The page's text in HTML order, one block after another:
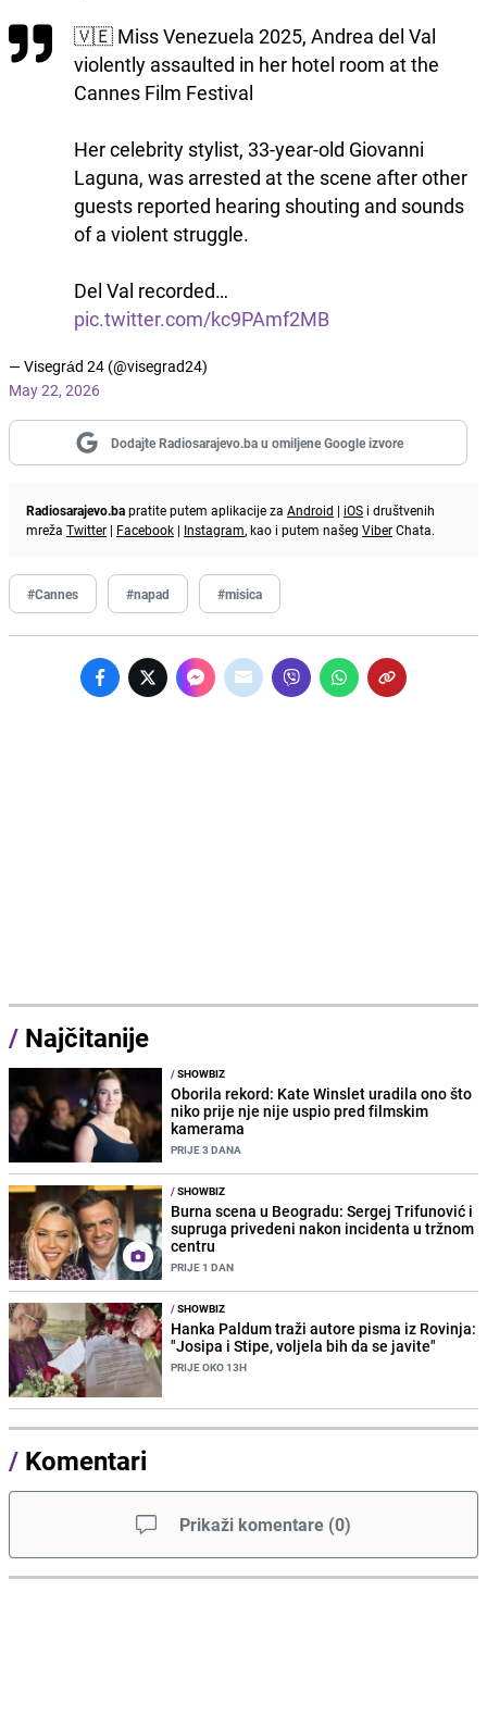
🇻🇪 Miss Venezuela 2025, Andrea del Val
violently assaulted in her hotel room at the
Cannes Film Festival
Her celebrity stylist, 33-year-old Giovanni
Laguna, was arrested at the scene after other
guests reported hearing shouting and sounds
of a violent struggle.
Del Val recorded…
pic.twitter.com/kc9PAmf2MB
— Visegrád 24 (@visegrad24)
May 22, 2026
Dodajte Radiosarajevo.ba u omiljene Google izvore
Radiosarajevo.bapratite putem aplikacije za Android | iOS i društvenih
mreža Twitter | Facebook | Instagram, kao i putem našeg ViberChata.
#Cannes #napad #misica
/ Najčitanije
/SHOWBIZ
Oborila rekord: Kate Winslet uradila ono što
niko prije nje nije uspio pred filmskim
kamerama
PRIJE 3 DANA
/SHOWBIZ
Burna scena u Beogradu: Sergej Trifunović i
supruga privedeni nakon incidenta u tržnom
centru
PRIJE 1 DAN
/SHOWBIZ
Hanka Paldum traži autore pisma iz Rovinja:
"Josipa i Stipe, voljela bih da se javite"
PRIJE OKO 13H
/ Komentari
Prikaži komentare (0)